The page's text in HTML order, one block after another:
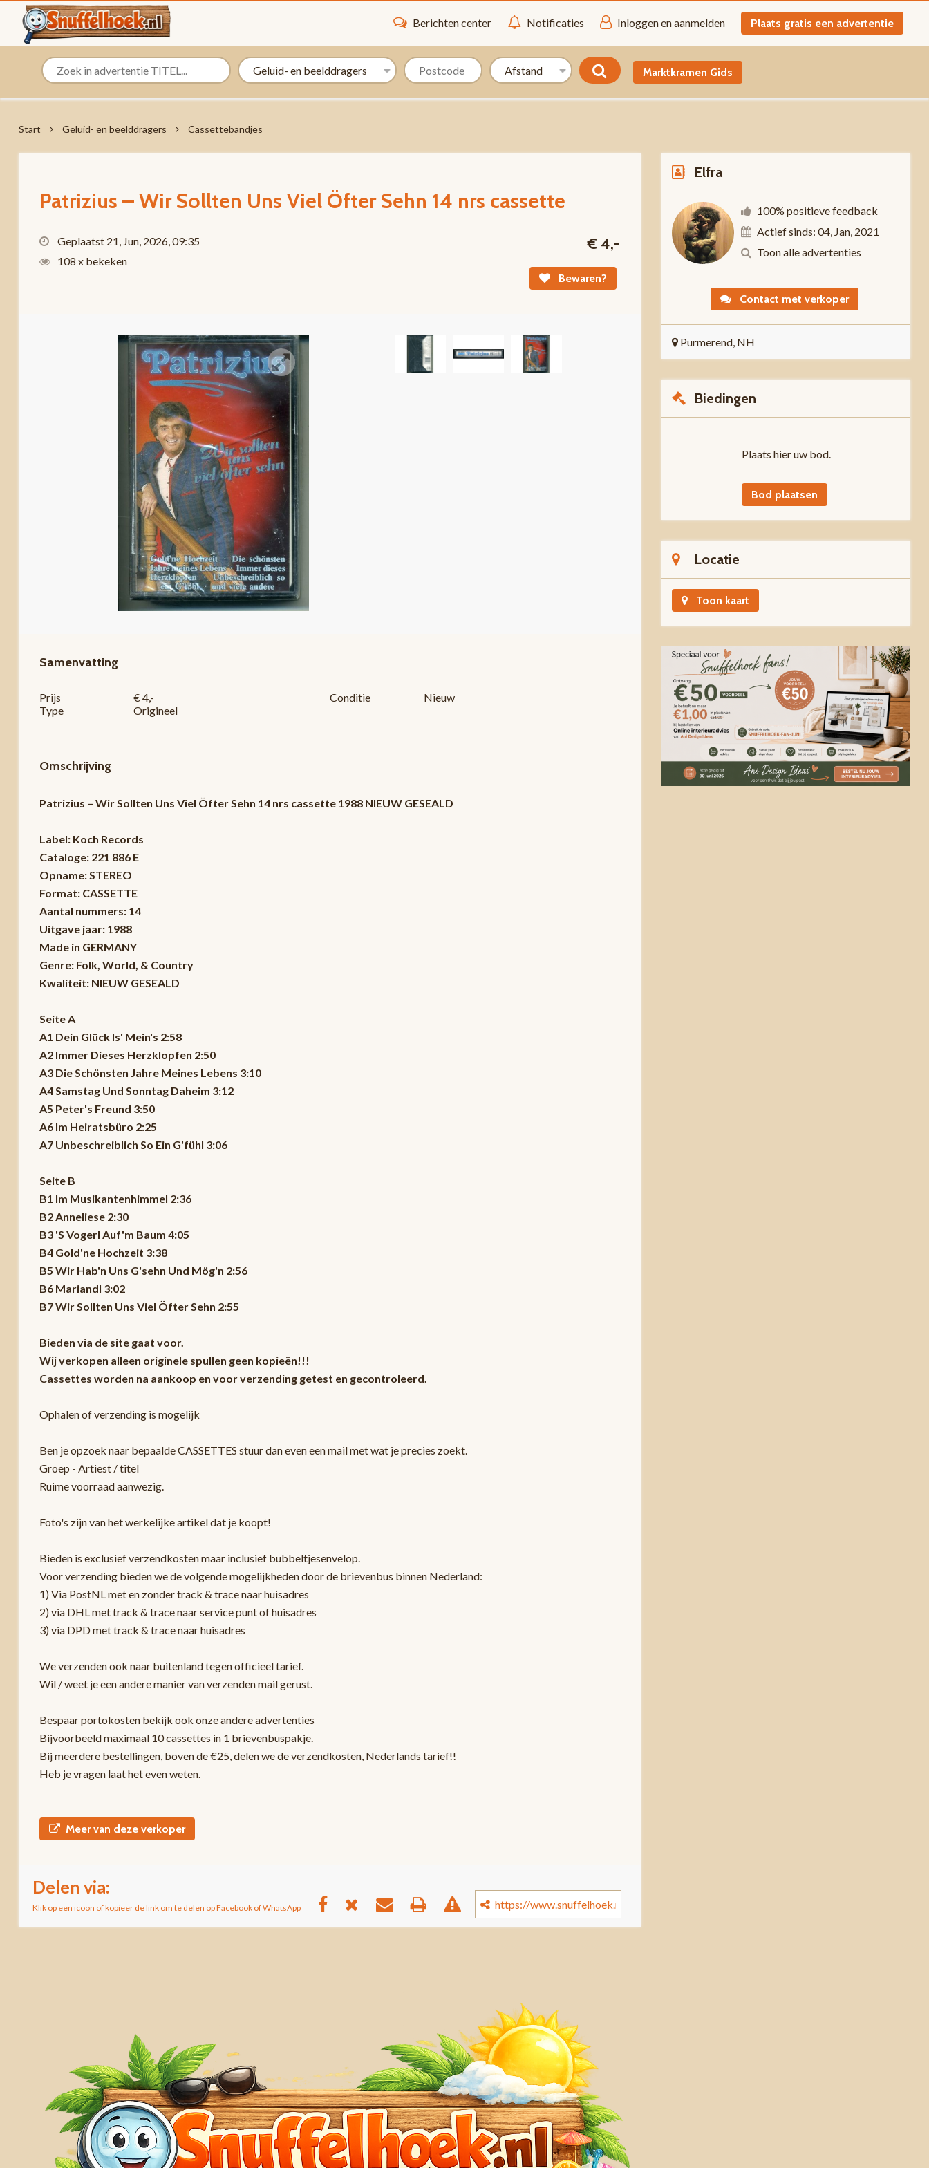
Berichten center Notificaties Inloggen en aanmelden Plaats gratis een advertentie
Marktkramen Gids
Start Geluid- en beelddragers Cassettebandjes
Patrizius – Wir Sollten Uns Viel Öfter Sehn 14 nrs cassette
Geplaatst 21, Jun, 2026, 09:35
108 x bekeken
€ 4,-
Bewaren?
Samenvatting
Prijs € 4,- Conditie
Nieuw
Type
Origineel
Omschrijving
Patrizius – Wir Sollten Uns Viel Öfter Sehn 14 nrs cassette 1988 NIEUW GESEALD
Label: Koch Records
Cataloge: 221 886 E
Opname: STEREO
Format: CASSETTE
Aantal nummers: 14
Uitgave jaar: 1988
Made in GERMANY
Genre: Folk, World, & Country
Kwaliteit: NIEUW GESEALD
Seite A
A1 Dein Glück Is' Mein's 2:58
A2 Immer Dieses Herzklopfen 2:50
A3 Die Schönsten Jahre Meines Lebens 3:10
A4 Samstag Und Sonntag Daheim 3:12
A5 Peter's Freund 3:50
A6 Im Heiratsbüro 2:25
A7 Unbeschreiblich So Ein G'fühl 3:06
Seite B
B1 Im Musikantenhimmel 2:36
B2 Anneliese 2:30
B3 'S Vogerl Auf'm Baum 4:05
B4 Gold'ne Hochzeit 3:38
B5 Wir Hab'n Uns G'sehn Und Mög'n 2:56
B6 Mariandl 3:02
B7 Wir Sollten Uns Viel Öfter Sehn 2:55
Bieden via de site gaat voor.
Wij verkopen alleen originele spullen geen kopieën!!!
Cassettes worden na aankoop en voor verzending getest en gecontroleerd.
Ophalen of verzending is mogelijk
Ben je opzoek naar bepaalde CASSETTES stuur dan even een mail met wat je precies zoekt.
Groep - Artiest / titel
Ruime voorraad aanwezig.
Foto's zijn van het werkelijke artikel dat je koopt!
Bieden is exclusief verzendkosten maar inclusief bubbeltjesenvelop.
Voor verzending bieden we de volgende mogelijkheden door de brievenbus binnen Nederland:
1) Via PostNL met en zonder track & trace naar huisadres
2) via DHL met track & trace naar service punt of huisadres
3) via DPD met track & trace naar huisadres
We verzenden ook naar buitenland tegen officieel tarief.
Wil / weet je een andere manier van verzenden mail gerust.
Bespaar portokosten bekijk ook onze andere advertenties
Bijvoorbeeld maximaal 10 cassettes in 1 brievenbuspakje.
Bij meerdere bestellingen, boven de €25, delen we de verzendkosten, Nederlands tarief!!
Heb je vragen laat het even weten.
Meer van deze verkoper
Delen via:
Klik op een icoon of kopieer de link om te delen op Facebook of WhatsApp
Elfra
100% positieve feedback
Actief sinds: 04, Jan, 2021
Toon alle advertenties
Contact met verkoper
Purmerend, NH
Biedingen
Plaats hier uw bod.
Bod plaatsen
Locatie
Toon kaart